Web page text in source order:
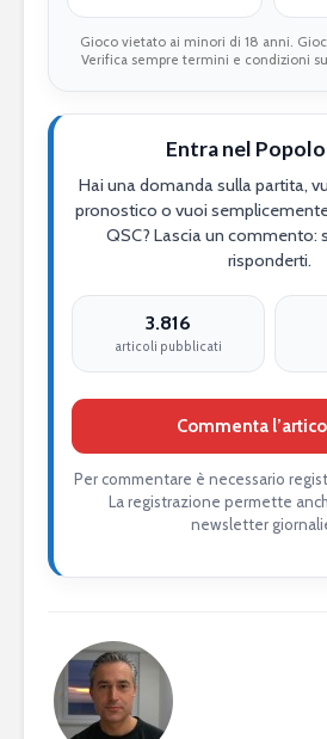
Gioco vietato ai minori di 18 anni.
Verifica sempre termini e condizioni
Entra nel
Hai una domanda sulla partita,
pronostico o vuoi
QSC? Lascia un commento:
risponderti.
3.816
articoli pubblicati
Commenta
Per commentare è necessario
La registrazione permette
newsletter